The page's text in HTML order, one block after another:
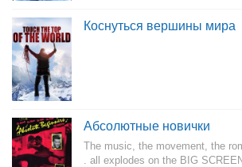
Коснуться вершины мира
Абсолютные новички
The music, the movement, the
. all explodes on the BIG